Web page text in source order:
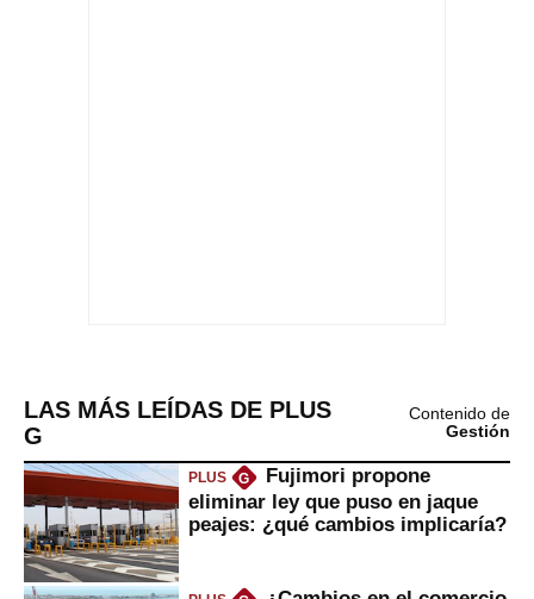
LAS MÁS LEÍDAS DE PLUS
G
Contenido de
Gestión
PLUS G
Fujimori propone
eliminar ley que puso en jaque
peajes: ¿qué cambios implicaría?